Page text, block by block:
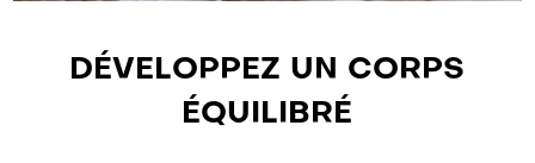
DÉVELOPPEZ UN CORPS
ÉQUILIBRÉ